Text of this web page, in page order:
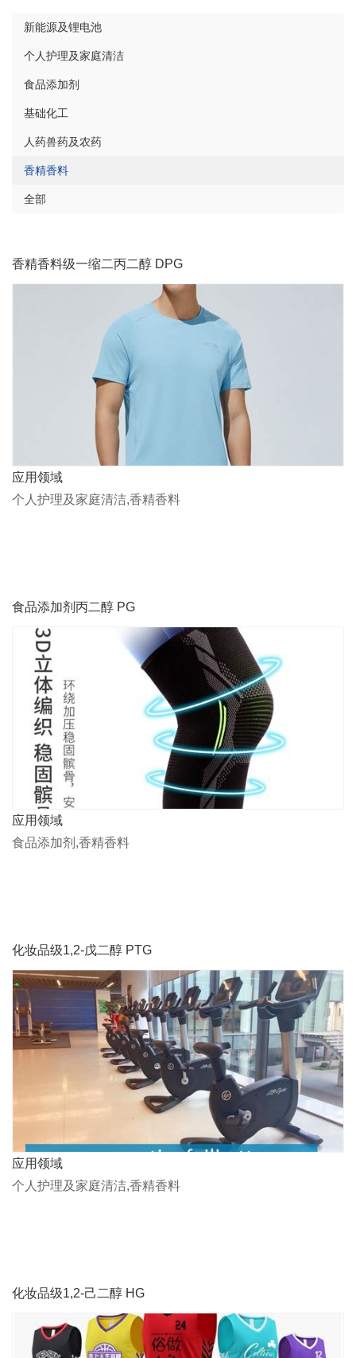
新能源及锂电池
个人护理及家庭清洁
食品添加剂
基础化工
人药兽药及农药
香精香料
全部
香精香料级一缩二丙二醇 DPG
应用领域
个人护理及家庭清洁,香精香料
食品添加剂丙二醇 PG
应用领域
食品添加剂,香精香料
化妆品级1,2-戊二醇 PTG
应用领域
个人护理及家庭清洁,香精香料
化妆品级1,2-己二醇 HG